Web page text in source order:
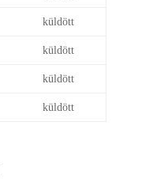
küldött
küldött
küldött
küldött